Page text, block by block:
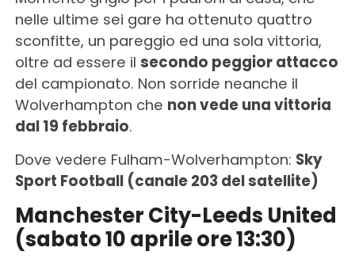
nelle ultime sei gare ha ottenuto quattro
sconfitte, un pareggio ed una sola vittoria,
oltre ad essere il secondo peggior attacco
del campionato. Non sorride neanche il
Wolverhampton che non vede una vittoria
dal 19 febbraio.
Dove vedere Fulham-Wolverhampton: Sky
Sport Football (canale 203 del satellite)
Manchester City-Leeds United
(sabato 10 aprile ore 13:30)